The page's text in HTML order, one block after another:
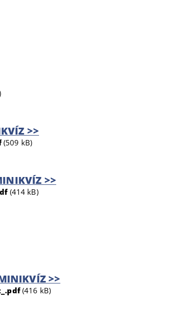
>>
(509 kB)
>>
(414 kB)
>>
(416 kB)